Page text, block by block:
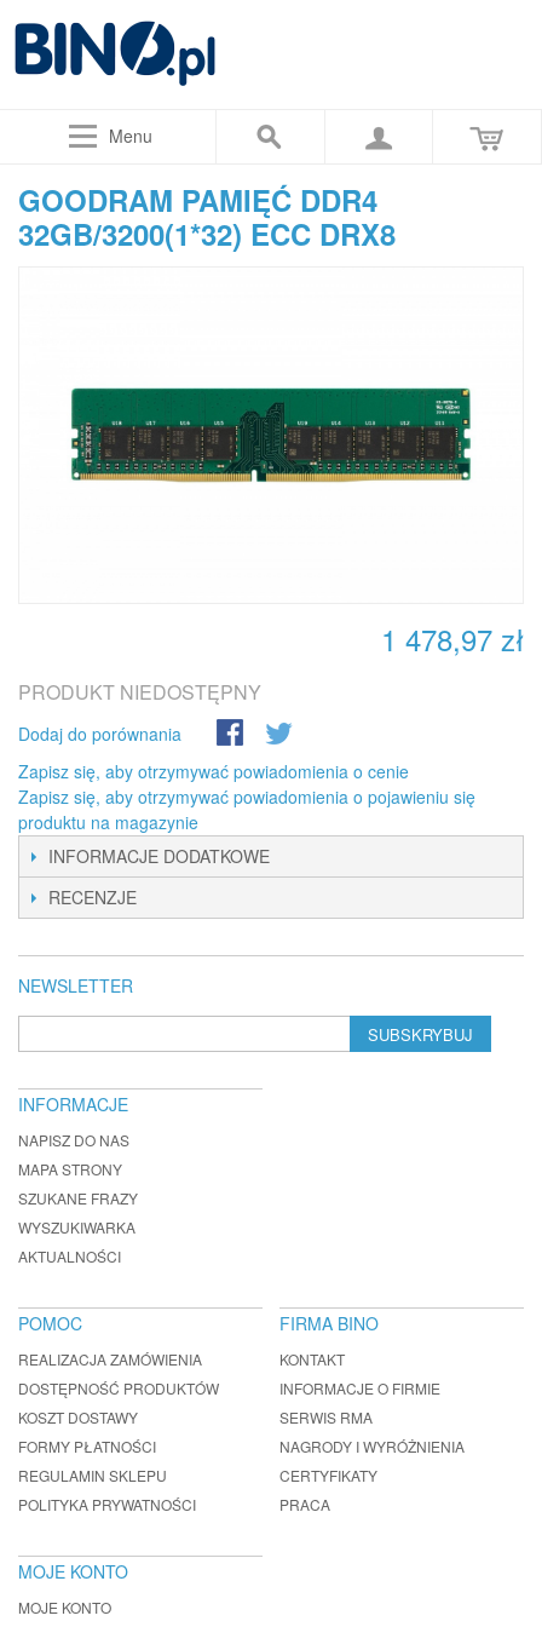
Menu
GOODRAM PAMIĘĆ DDR4
32GB/3200(1*32) ECC DRX8
1 478,97 zł
PRODUKT NIEDOSTĘPNY
Dodaj do porównania
Zapisz się, aby otrzymywać powiadomienia o cenie
Zapisz się, aby otrzymywać powiadomienia o pojawieniu się
produktu na magazynie
INFORMACJE DODATKOWE
RECENZJE
NEWSLETTER
SUBSKRYBUJ
INFORMACJE
NAPISZ DO NAS
MAPA STRONY
SZUKANE FRAZY
WYSZUKIWARKA
AKTUALNOŚCI
POMOC
REALIZACJA ZAMÓWIENIA
DOSTĘPNOŚĆ PRODUKTÓW
KOSZT DOSTAWY
FORMY PŁATNOŚCI
REGULAMIN SKLEPU
POLITYKA PRYWATNOŚCI
FIRMA BINO
KONTAKT
INFORMACJE O FIRMIE
SERWIS RMA
NAGRODY I WYRÓŻNIENIA
CERTYFIKATY
PRACA
MOJE KONTO
MOJE KONTO